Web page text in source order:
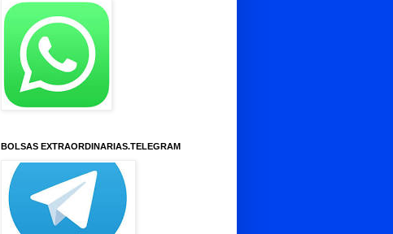
BOLSAS EXTRAORDINARIAS.TELEGRAM